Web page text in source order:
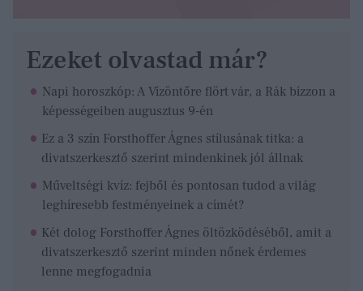
Ezeket olvastad már?
Napi horoszkóp: A Vízöntőre flört vár, a Rák bízzon a
képességeiben augusztus 9-én
Ez a 3 szín Forsthoffer Ágnes stílusának titka: a
divatszerkesztő szerint mindenkinek jól állnak
Műveltségi kvíz: fejből és pontosan tudod a világ
leghíresebb festményeinek a címét?
Két dolog Forsthoffer Ágnes öltözködéséből, amit a
divatszerkesztő szerint minden nőnek érdemes
lenne megfogadnia